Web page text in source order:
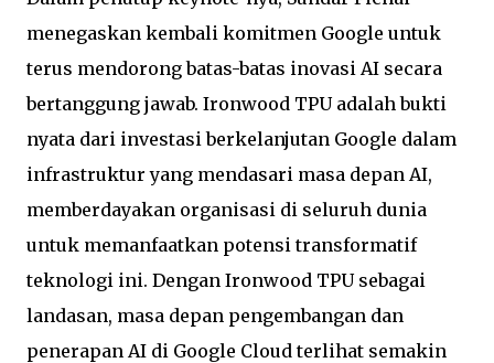
menegaskan kembali komitmen Google untuk
terus mendorong batas-batas inovasi AI secara
bertanggung jawab. Ironwood TPU adalah bukti
nyata dari investasi berkelanjutan Google dalam
infrastruktur yang mendasari masa depan AI,
memberdayakan organisasi di seluruh dunia
untuk memanfaatkan potensi transformatif
teknologi ini. Dengan Ironwood TPU sebagai
landasan, masa depan pengembangan dan
penerapan AI di Google Cloud terlihat semakin